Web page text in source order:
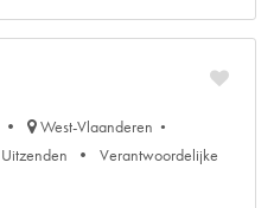
West-Vlaanderen
Uitzenden
Verantwoordelijke